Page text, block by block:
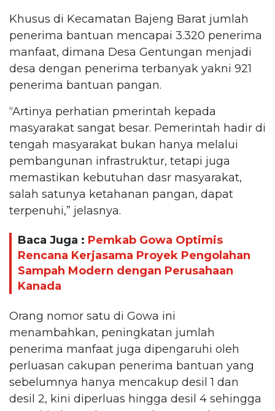
Khusus di Kecamatan Bajeng Barat jumlah
penerima bantuan mencapai 3.320 penerima
manfaat, dimana Desa Gentungan menjadi
desa dengan penerima terbanyak yakni 921
penerima bantuan pangan.
“Artinya perhatian pmerintah kepada
masyarakat sangat besar. Pemerintah hadir di
tengah masyarakat bukan hanya melalui
pembangunan infrastruktur, tetapi juga
memastikan kebutuhan dasr masyarakat,
salah satunya ketahanan pangan, dapat
terpenuhi,” jelasnya.
Baca Juga : Pemkab Gowa Optimis
Rencana Kerjasama Proyek Pengolahan
Sampah Modern dengan Perusahaan
Kanada
Orang nomor satu di Gowa ini
menambahkan, peningkatan jumlah
penerima manfaat juga dipengaruhi oleh
perluasan cakupan penerima bantuan yang
sebelumnya hanya mencakup desil 1 dan
desil 2, kini diperluas hingga desil 4 sehingga